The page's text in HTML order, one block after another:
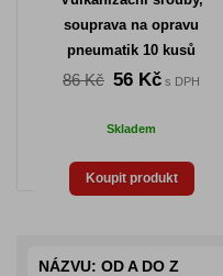
souprava na opravu
pneumatik 10 kusů
86 Kč 56 Kč s DPH
Skladem
Koupit produkt
NÁZVU: OD A DO Z